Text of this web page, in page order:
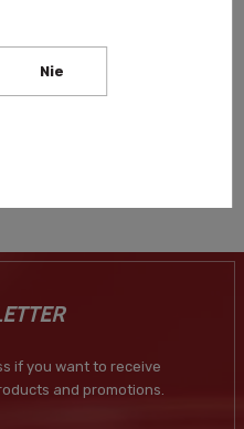
209,00 zł
if you want to receive
and promotions.
Nie